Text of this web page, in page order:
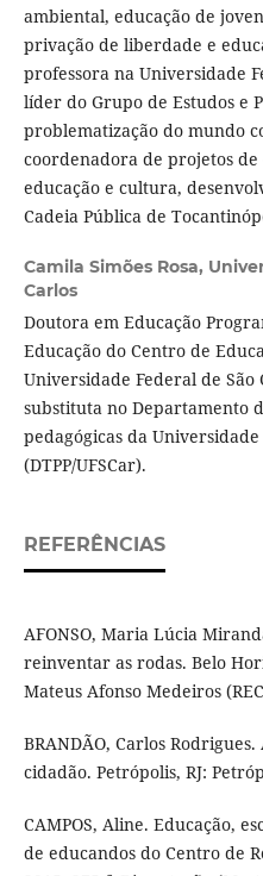
ambiental, educação de
privação de liberdade e
professora na Universidade
líder do Grupo de Estudos e
problematização do mundo
coordenadora de projetos de
educação e cultura,
Cadeia Pública de
Camila Simões Rosa,
Carlos
Doutora em Educação
Educação do Centro de
Universidade Federal de São
substituta no Departamento
pedagógicas da
(DTPP/UFSCar).
REFERÊNCIAS
AFONSO, Maria Lúcia
reinventar as rodas. Belo
Mateus Afonso Medeiros
BRANDÃO, Carlos
cidadão. Petrópolis, RJ:
CAMPOS, Aline. Educação,
de educandos do Centro de